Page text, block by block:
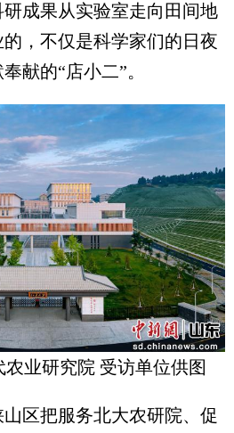
成果从实验室走向田间地
，不仅是科学家们的日夜
献的“店小二”。
业研究院 受访单位供图
把服务北大农研院、促